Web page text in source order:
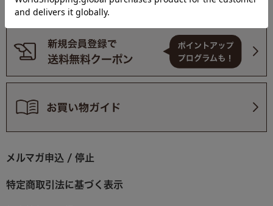
メルマガ申込 / 停止
特定商取引法に基づく表示